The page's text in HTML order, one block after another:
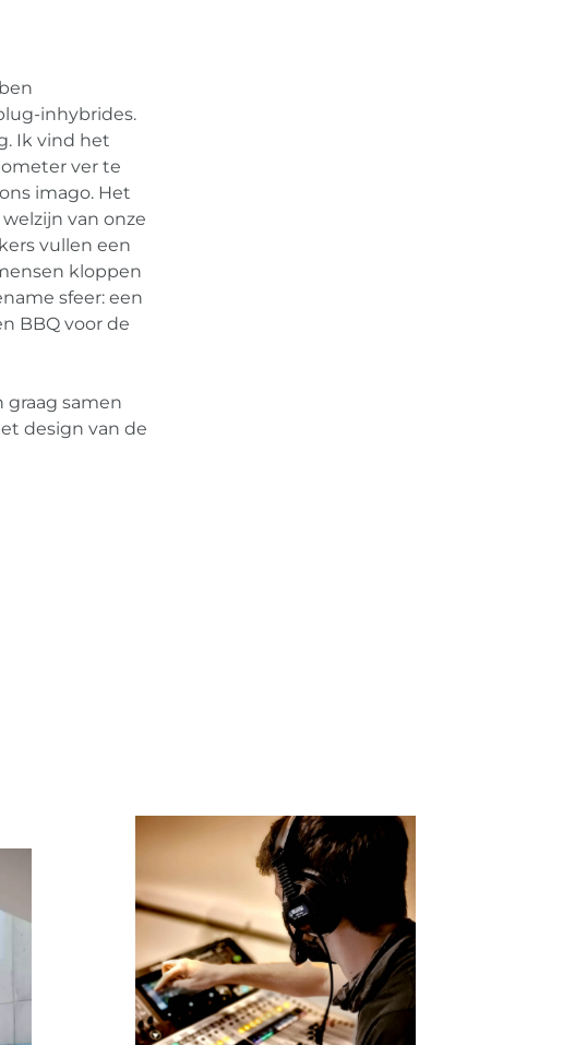
inhybrides.
Ik vind het
ver te
imago. Het
van onze
vullen een
kloppen
sfeer: een
BBQ voor de
graag samen
design van de